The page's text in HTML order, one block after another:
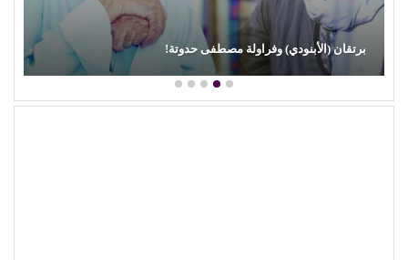
محمود عطية يكتب: سوق (الترند) واللحم الرخيص!